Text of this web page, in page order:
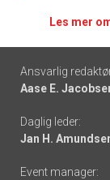
Les mer
Footer
-
links
Ansvarlig
Aase E.
Daglig leder:
Jan H.
Event manager: